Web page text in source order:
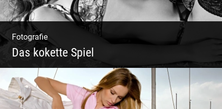
Fotografie
Das kokette Spiel
Sinnlich inszeniert, spielerische Poesie